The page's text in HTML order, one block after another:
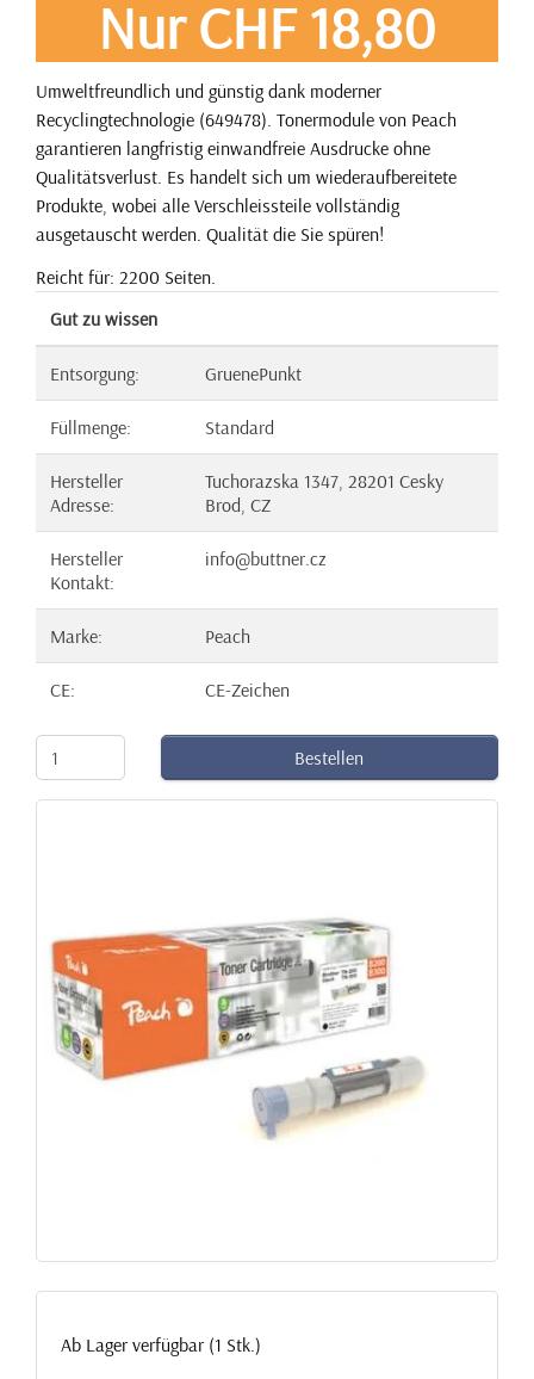
Nur CHF 18,80
Umweltfreundlich und günstig dank moderner
Recyclingtechnologie (649478). Tonermodule von Peach
garantieren langfristig einwandfreie Ausdrucke ohne
Qualitätsverlust. Es handelt sich um wiederaufbereitete
Produkte, wobei alle Verschleissteile vollständig
ausgetauscht werden. Qualität die Sie spüren!
Reicht für: 2200 Seiten.
Gut zu wissen
Entsorgung: GruenePunkt
Füllmenge: Standard
Hersteller
Adresse:
Tuchorazska 1347, 28201 Cesky
Brod, CZ
Hersteller
Kontakt:
info@buttner.cz
Marke: Peach
CE: CE-Zeichen
Bestellen
Ab Lager verfügbar (1 Stk.)